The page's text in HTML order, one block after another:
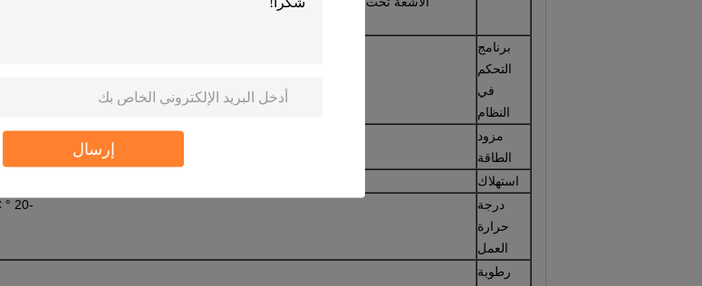
إرسال
برنامج
التحكم
في
النظام
مزود
الطاقة
مصدر طاقة متكرر 110-220VAC ، 50/60 هيرتز
استهلاك
درجة
حرارة
العمل
-20 ° C - 60 ° C
رطوبة